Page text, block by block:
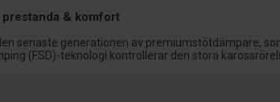
& komfort
den senaste generationen av premiumstötdämpare,
(FSD)-teknologi kontrollerar den stora